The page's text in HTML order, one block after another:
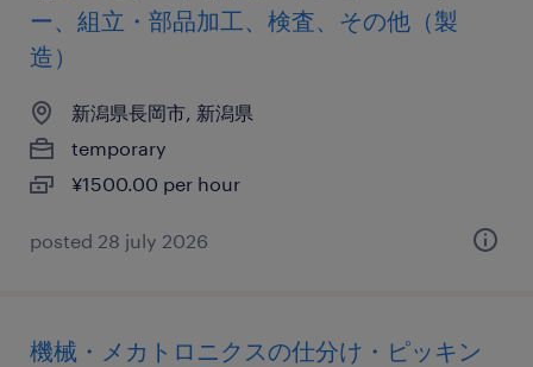
ー、組立・部品加工、検査、その他（製
造）
新潟県長岡市, 新潟県
temporary
¥1500.00 per hour
posted 28 july 2026
機械・メカトロニクスの仕分け・ピッキン